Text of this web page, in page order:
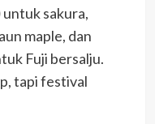
untuk sakura,
maple, dan
Fuji bersalju.
tapi festival